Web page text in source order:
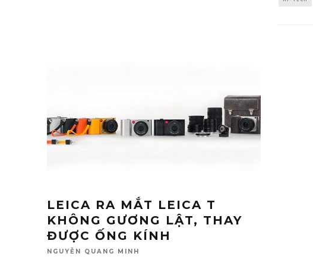
LEICA RA MẮT LEICA T
KHÔNG GƯƠNG LẬT, THAY
ĐƯỢC ỐNG KÍNH
NGUYỄN QUANG MINH